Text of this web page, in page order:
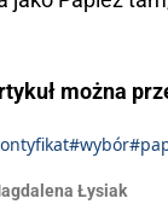
można
#wybór
Łysiak